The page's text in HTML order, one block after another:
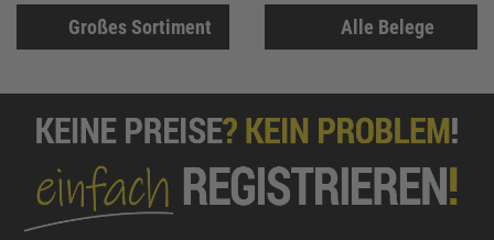
Großes Sortiment Alle Belege